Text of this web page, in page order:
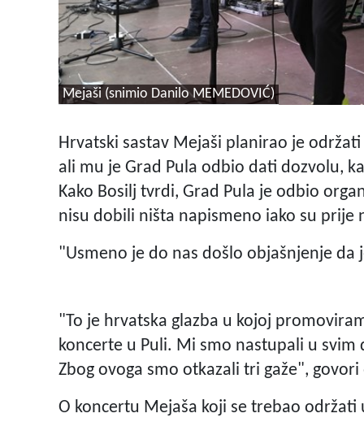
Mejaši (snimio Danilo MEMEDOVIĆ)
Hrvatski sastav Mejaši planirao je
ali mu je Grad Pula odbio dati dozvolu,
Kako Bosilj tvrdi, Grad Pula je odbio
nisu dobili ništa napismeno iako su prije
"Usmeno je do nas došlo objašnjenje da
"To je hrvatska glazba u kojoj
koncerte u Puli. Mi smo nastupali u
Zbog ovoga smo otkazali tri gaže", govori
O koncertu Mejaša koji se trebao